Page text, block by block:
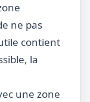
ne pas
contient
la
une zone